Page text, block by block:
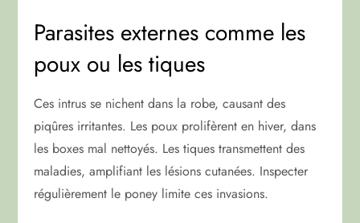
Parasites externes comme les
poux ou les tiques
Ces intrus se nichent dans la robe, causant des
piqûres irritantes. Les poux prolifèrent en hiver, dans
les boxes mal nettoyés. Les tiques transmettent des
maladies, amplifiant les lésions cutanées. Inspecter
régulièrement le poney limite ces invasions.